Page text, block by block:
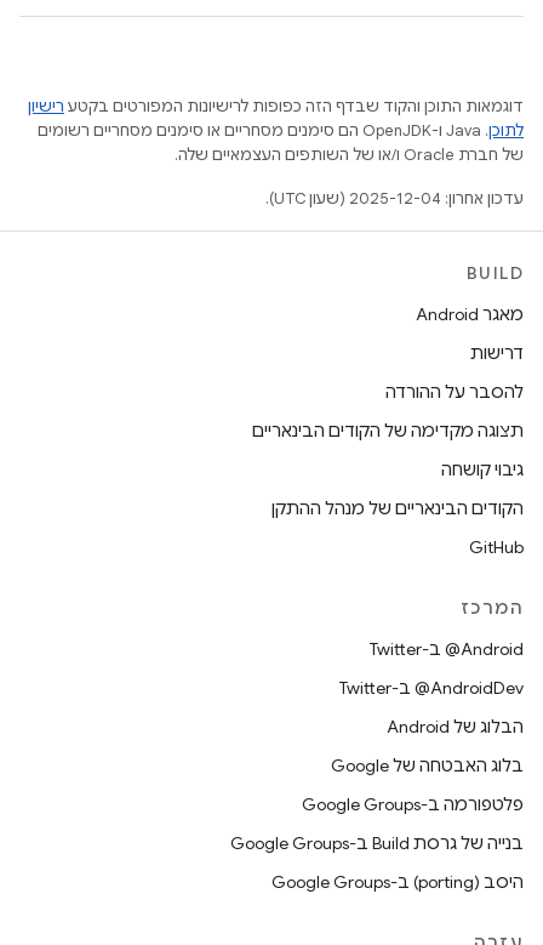
דוגמאות התוכן והקוד שבדף הזה כפופות לרישיונות המפורטים בקטע רישיון
לתוכן
.‏ Java ו-OpenJDK הם סימנים מסחריים או סימנים מסחריים רשומים
של חברת Oracle ו/או של השותפים העצמאיים שלה.
עדכון אחרון: 2025-12-04 (שעון UTC).
BUILD
מאגר Android
דרישות
להסבר על ההורדה
תצוגה מקדימה של הקודים הבינאריים
גיבוי קושחה
הקודים הבינאריים של מנהל ההתקן
GitHub
המרכז
‎@Android ב-Twitter
‎@AndroidDev ב-Twitter
הבלוג של Android
בלוג האבטחה של Google
פלטפורמה ב-Google Groups
בנייה של גרסת Build ב-Google Groups
היסב (porting) ב-Google Groups